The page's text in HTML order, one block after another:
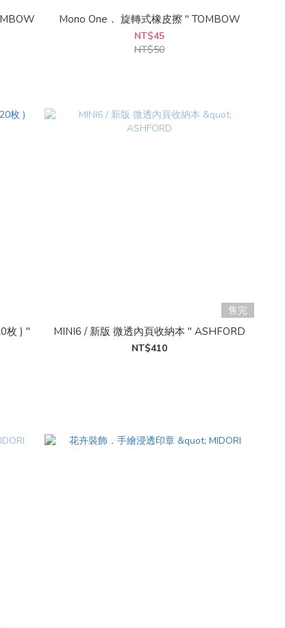
Mono One． 旋轉式橡皮擦 " TOMBOW
NT$45
NT$50
枚 ) "
售完
MINI6 / 新版 微透內頁收納本 " ASHFORD
NT$410